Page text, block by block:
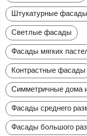
Штукатурные фасады
Светлые фасады
Фасады мягких
Контрастные фасады
Симметричные дома
Фасады среднего
Фасады большого